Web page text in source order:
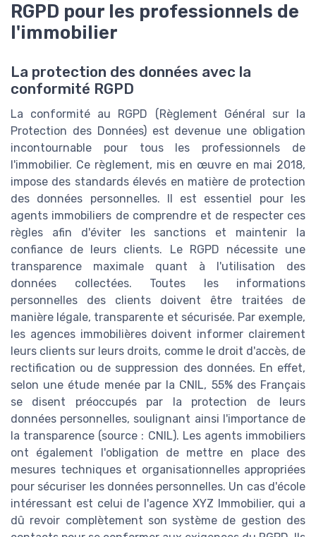
RGPD pour les professionnels de
l'immobilier
La protection des données avec la
conformité RGPD
La conformité au RGPD (Règlement Général sur la
Protection des Données) est devenue une obligation
incontournable pour tous les professionnels de
l'immobilier. Ce règlement, mis en œuvre en mai 2018,
impose des standards élevés en matière de protection
des données personnelles. Il est essentiel pour les
agents immobiliers de comprendre et de respecter ces
règles afin d'éviter les sanctions et maintenir la
confiance de leurs clients. Le RGPD nécessite une
transparence maximale quant à l'utilisation des
données collectées. Toutes les informations
personnelles des clients doivent être traitées de
manière légale, transparente et sécurisée. Par exemple,
les agences immobilières doivent informer clairement
leurs clients sur leurs droits, comme le droit d'accès, de
rectification ou de suppression des données. En effet,
selon une étude menée par la CNIL, 55% des Français
se disent préoccupés par la protection de leurs
données personnelles, soulignant ainsi l'importance de
la transparence (source : CNIL). Les agents immobiliers
ont également l'obligation de mettre en place des
mesures techniques et organisationnelles appropriées
pour sécuriser les données personnelles. Un cas d'école
intéressant est celui de l'agence XYZ Immobilier, qui a
dû revoir complètement son système de gestion des